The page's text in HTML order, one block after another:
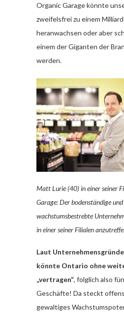
Organic Garage könnte
zweifelsfrei zu einem
heranwachsen oder aber
einem der Giganten der
werden.
Matt Lurie (40) in einer seiner
Garage: Der bodenständige
wachstumsbestrebte
in einer seiner Filialen
Laut
könnte Ontario ohne
„vertragen“, folglich also
Geschäfte! Da steckt
gewaltiges